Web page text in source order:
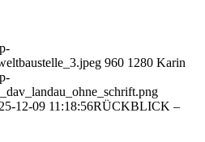
960 1280 Karin
12-09 11:18:56RÜCKBLICK –